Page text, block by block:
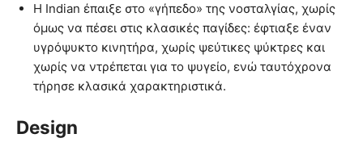
Η Indian έπαιξε στο «γήπεδο» της νοσταλγίας, χωρίς
όμως να πέσει στις κλασικές παγίδες: έφτιαξε έναν
υγρόψυκτο κινητήρα, χωρίς ψεύτικες ψύκτρες και
χωρίς να ντρέπεται για το ψυγείο, ενώ ταυτόχρονα
τήρησε κλασικά χαρακτηριστικά.
Design